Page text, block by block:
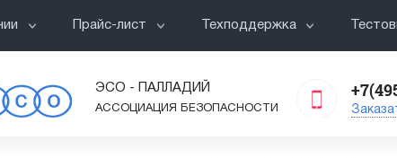
Прайс-лист Техподдержка
ЭСО - ПАЛЛАДИЙ
АССОЦИАЦИЯ БЕЗОПАСНОСТИ